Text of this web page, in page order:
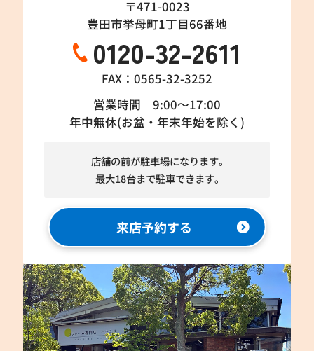
〒471-0023
豊田市挙母町1丁目66番地
0120-32-2611
FAX：0565-32-3252
営業時間 9:00～17:00
年中無休(お盆・年末年始を除く)
店舗の前が駐車場になります。
最大18台まで駐車できます。
来店予約する